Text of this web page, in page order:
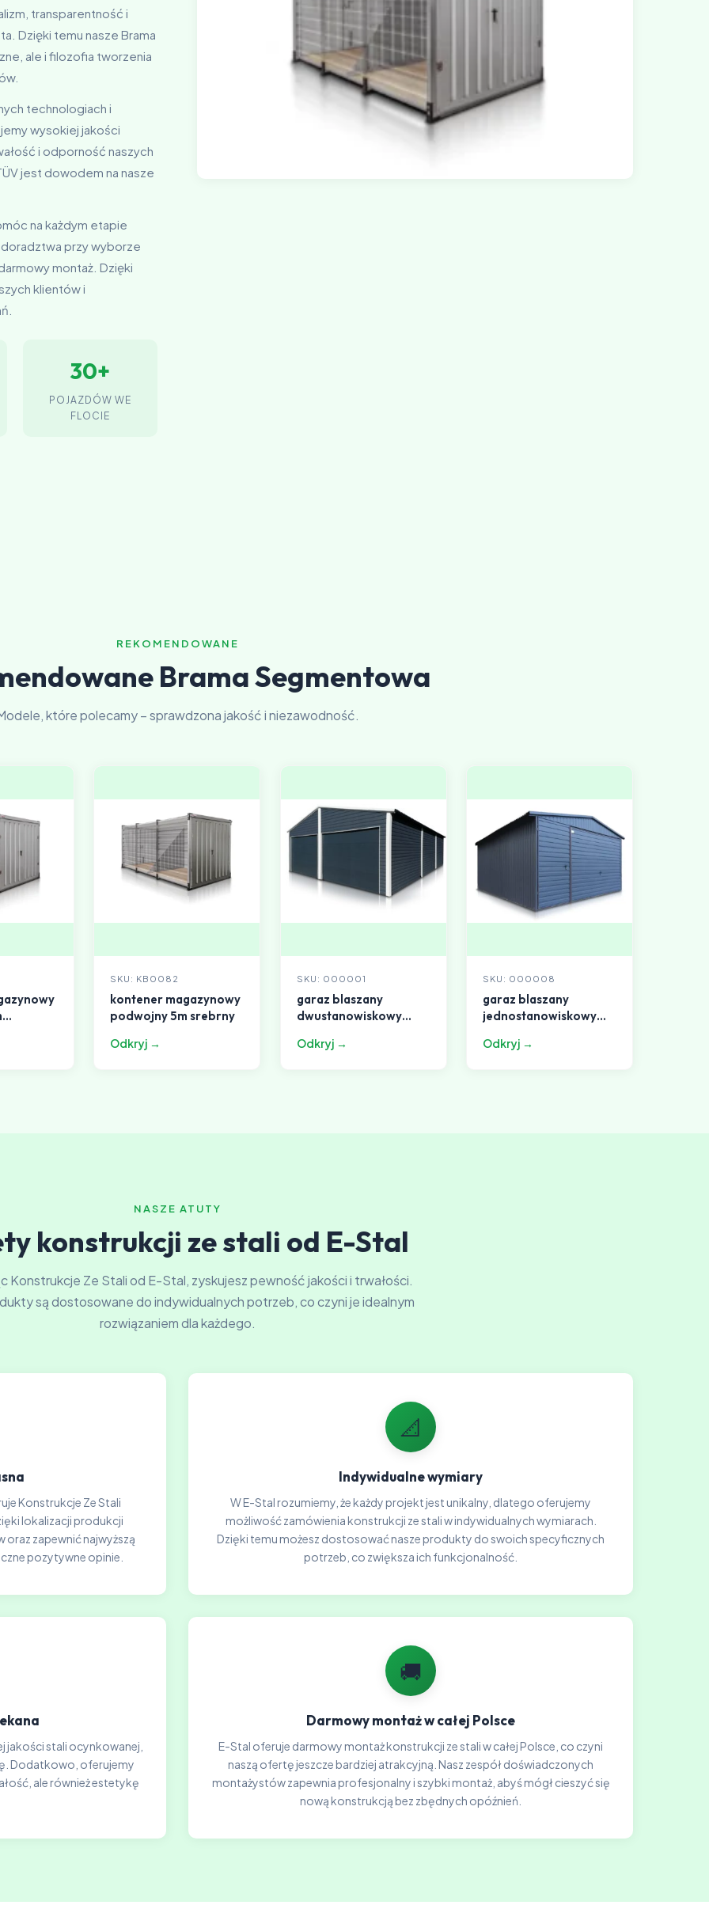
transparentność i
Dzięki temu nasze Brama
ale i filozofia tworzenia
technologiach i
wysokiej jakości
i odporność naszych
jest dowodem na nasze
na każdym etapie
przy wyborze
montaż. Dzięki
klientów i
30+
POJAZDÓW WE
FLOCIE
REKOMENDOWANE
Brama Segmentowa
które polecamy – sprawdzona jakość i niezawodność.
SKU: KB0082
kontener magazynowy
podwojny 5m srebrny
Odkryj →
SKU: 000001
garaz blaszany
dwustanowiskowy
dwuspadowy grafit
Odkryj →
SKU: 000008
garaz blaszany
jednostanowiskowy
dwuspadowy grafit
Odkryj →
NASZE ATUTY
konstrukcji ze stali od E-Stal
Konstrukcje Ze Stali od E-Stal, zyskujesz pewność jakości i trwałości.
są dostosowane do indywidualnych potrzeb, co czyni je idealnym
rozwiązaniem dla każdego.
Konstrukcje Ze Stali
lokalizacji produkcji
zapewnić najwyższą
pozytywne opinie.
📐
Indywidualne wymiary
W E-Stal rozumiemy, że każdy projekt jest unikalny, dlatego oferujemy
możliwość zamówienia konstrukcji ze stali w indywidualnych wymiarach.
Dzięki temu możesz dostosować nasze produkty do swoich specyficznych
potrzeb, co zwiększa ich funkcjonalność.
jakości stali ocynkowanej,
Dodatkowo, oferujemy
ale również estetykę
🚚
Darmowy montaż w całej Polsce
E-Stal oferuje darmowy montaż konstrukcji ze stali w całej Polsce, co czyni
naszą ofertę jeszcze bardziej atrakcyjną. Nasz zespół doświadczonych
montażystów zapewnia profesjonalny i szybki montaż, abyś mógł cieszyć się
nową konstrukcją bez zbędnych opóźnień.